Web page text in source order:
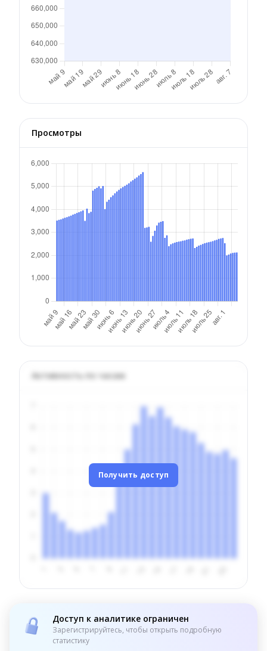
Просмотры
Активность по часам
Получить доступ
Доступ к аналитике ограничен
Зарегистрируйтесь, чтобы открыть подробную
статистику